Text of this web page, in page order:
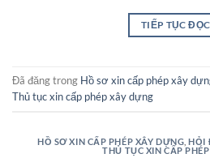
TIẾP TỤC ĐỌC
Đã đăng trong Hồ sơ xin cấp phép xây
Thủ tục xin cấp phép xây dựng
HỒ SƠ XIN CẤP PHÉP XÂY DỰNG ,HỎI
THỦ TỤC XIN CẤP